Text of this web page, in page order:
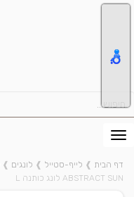
דף הבית ❱ לייף-סטייל ❱ לונגים ❱
ABSTRACT SUN לונג כותנה L